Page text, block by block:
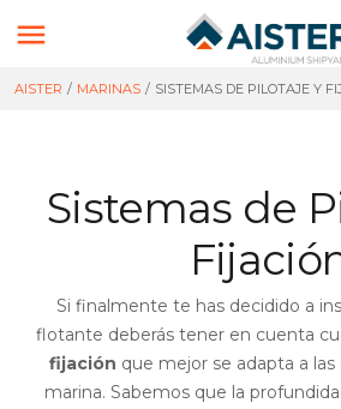

AISTER / MARINAS / SISTEMAS DE PILOTAJE Y
Sistemas de
Si finalmente te has decidido a
flotante deberás tener en cuenta
fijación que mejor se adapta a
marina. Sabemos que la